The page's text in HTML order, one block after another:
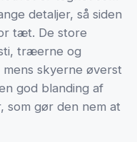
detaljer, så siden
tæt. De store
træerne og
skyerne øverst
god blanding af
som gør den nem at